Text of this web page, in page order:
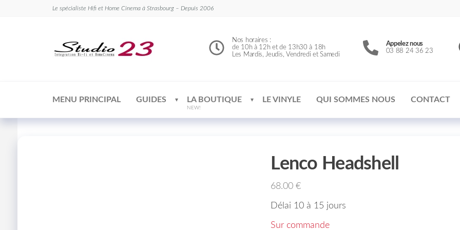
Le spécialiste Hifi et Home Cinema à Strasbourg – Depuis 2006
Nos horaires :
de 10h à 12h et de 13h30 à 18h
Les Mardis, Jeudis, Vendredi et Samedi
Appelez nous
03 88 24 36 23
MENU PRINCIPAL GUIDES LA BOUTIQUE
NEW!
LE VINYLE QUI SOMMES NOUS CONTACT
Lenco Headshell
68.00€
Délai 10 à 15 jours
Sur commande